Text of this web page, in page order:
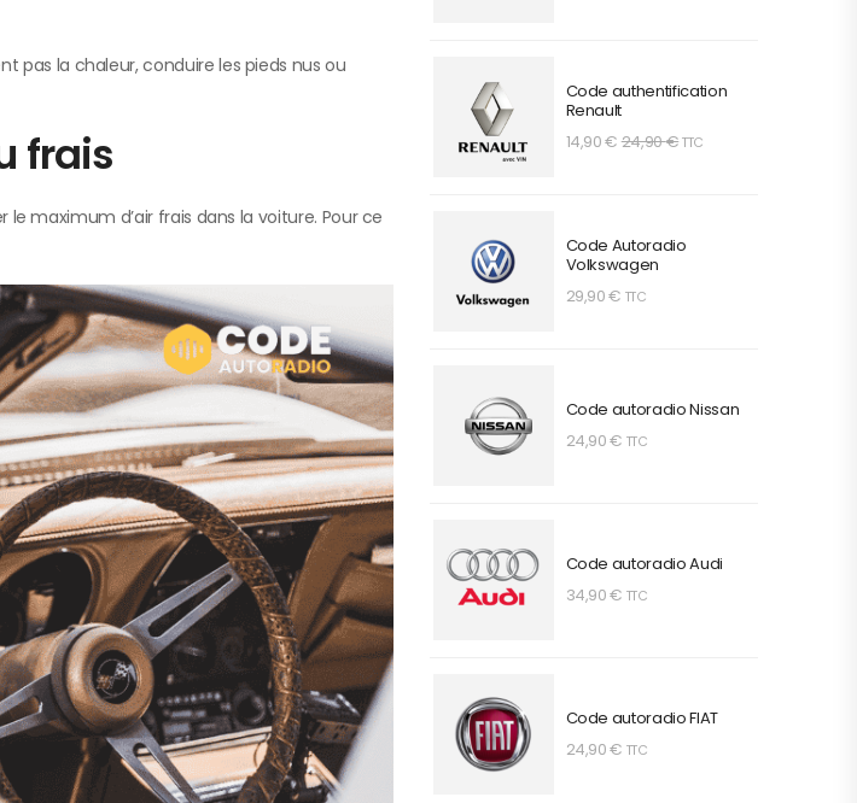
pas la chaleur, conduire les pieds nus ou
frais
maximum d’air frais dans la voiture. Pour ce
Code authentification
Renault
14,90€24,90€TTC
Code Autoradio
Volkswagen
29,90€ TTC
Code autoradio Nissan
24,90€ TTC
Code autoradio Audi
34,90€ TTC
Code autoradio FIAT
24,90€ TTC